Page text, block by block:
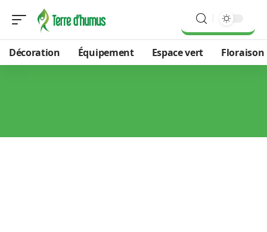
Décoration Équipement Espace vert Floraison